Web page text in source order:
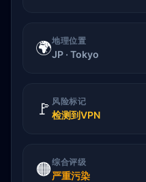
🌍地理位置
JP · Tokyo
🚩 风险标记
检测到VPN
🟠综合评级
严重污染